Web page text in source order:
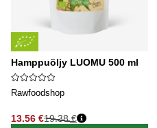
Hamppuöljy LUOMU 500 ml
Rawfoodshop
13.56 €
Normaali hinta
19.38 €